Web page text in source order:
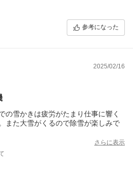
参考になった
2025/02/16
の雪かきは疲労がたまり仕事に響く
また大雪がくるので除雪が楽しみで
さらに表示